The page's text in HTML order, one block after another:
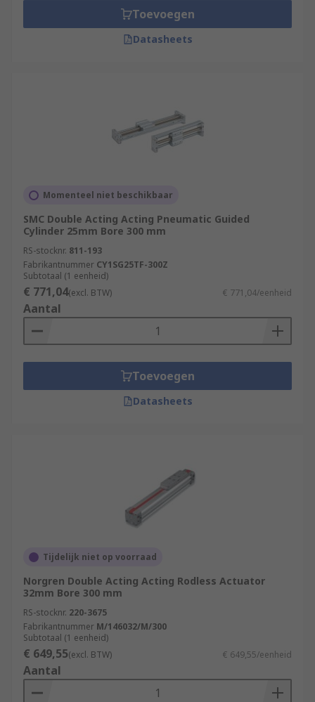
Toevoegen
Datasheets
Momenteel niet beschikbaar
SMC Double Acting Acting Pneumatic Guided
Cylinder 25mm Bore 300 mm
RS-stocknr. 811-193
Fabrikantnummer CY1SG25TF-300Z
Subtotaal (1 eenheid)
€ 771,04(excl. BTW) € 771,04/eenheid
Aantal
Toevoegen
Datasheets
Tijdelijk niet op voorraad
Norgren Double Acting Acting Rodless Actuator
32mm Bore 300 mm
RS-stocknr. 220-3675
Fabrikantnummer M/146032/M/300
Subtotaal (1 eenheid)
€ 649,55(excl. BTW) € 649,55/eenheid
Aantal